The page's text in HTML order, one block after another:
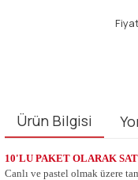
Ürün Bilgisi
10'LU PAKET OLARAK
Canlı ve pastel olmak üzere